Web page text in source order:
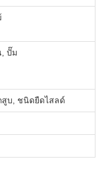
ปั๊ม
สูบ, ชนิดยืดไสลด์